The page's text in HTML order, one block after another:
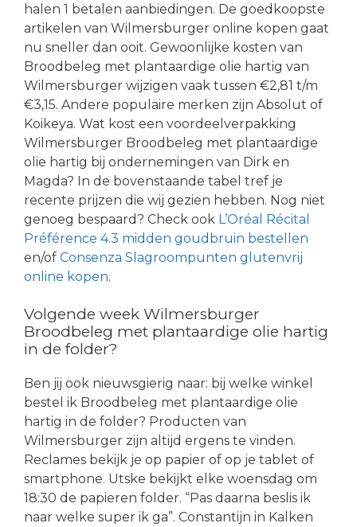
halen 1 betalen aanbiedingen. De goedkoopste
artikelen van Wilmersburger online kopen gaat
nu sneller dan ooit. Gewoonlijke kosten van
Broodbeleg met plantaardige olie hartig van
Wilmersburger wijzigen vaak tussen €2,81 t/m
€3,15. Andere populaire merken zijn Absolut of
Koikeya. Wat kost een voordeelverpakking
Wilmersburger Broodbeleg met plantaardige
olie hartig bij ondernemingen van Dirk en
Magda? In de bovenstaande tabel tref je
recente prijzen die wij gezien hebben. Nog niet
genoeg bespaard? Check ook L’Oréal Récital
Préférence 4.3 midden goudbruin bestellen
en/of Consenza Slagroompunten glutenvrij
online kopen.
Volgende week Wilmersburger
Broodbeleg met plantaardige olie hartig
in de folder?
Ben jij ook nieuwsgierig naar: bij welke winkel
bestel ik Broodbeleg met plantaardige olie
hartig in de folder? Producten van
Wilmersburger zijn altijd ergens te vinden.
Reclames bekijk je op papier of op je tablet of
smartphone. Utske bekijkt elke woensdag om
18:30 de papieren folder. “Pas daarna beslis ik
naar welke super ik ga”. Constantijn in Kalken